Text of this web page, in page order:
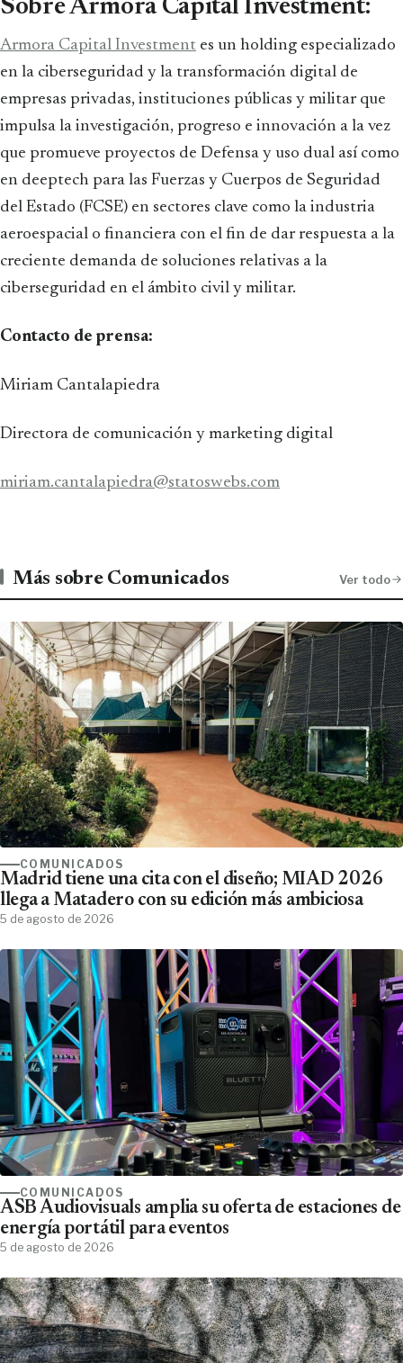
Sobre Armora Capital Investment:
Armora Capital Investment es un holding especializado
en la ciberseguridad y la transformación digital de
empresas privadas, instituciones públicas y militar que
impulsa la investigación, progreso e innovación a la vez
que promueve proyectos de Defensa y uso dual así como
en deeptech para las Fuerzas y Cuerpos de Seguridad
del Estado (FCSE) en sectores clave como la industria
aeroespacial o financiera con el fin de dar respuesta a la
creciente demanda de soluciones relativas a la
ciberseguridad en el ámbito civil y militar.
Contacto de prensa:
Miriam Cantalapiedra
Directora de comunicación y marketing digital
miriam.cantalapiedra@statoswebs.com
Más sobre Comunicados Ver todo
COMUNICADOS
Madrid tiene una cita con el diseño; MIAD 2026
llega a Matadero con su edición más ambiciosa
5 de agosto de 2026
COMUNICADOS
ASB Audiovisuals amplia su oferta de estaciones de
energía portátil para eventos
5 de agosto de 2026